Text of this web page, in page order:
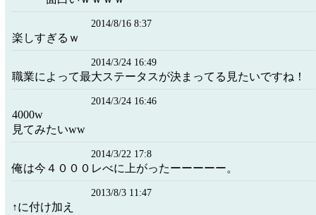
2014/8/16 8:37
楽しすぎるｗ
2014/3/24 16:49
職業によって最大ステータスが決まってる見たいですね！
2014/3/24 16:46
4000w
見てみたいww
2014/3/22 17:8
俺は今４０００レべに上がったーーーーー。
2013/8/3 11:47
↑に付け加え